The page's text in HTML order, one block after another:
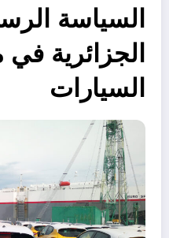
السياسة
الجزائرية
السيارات